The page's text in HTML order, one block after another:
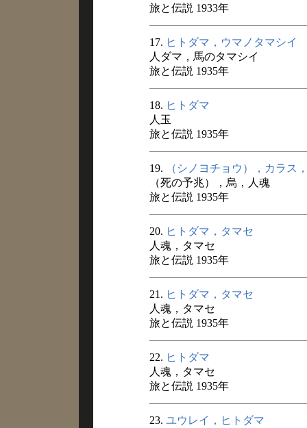
旅と伝説 1933年
17. ヒトダマ，ウマノタマシイ
人ダマ，馬のタマシイ
旅と伝説 1935年
18. ヒトダマ
人玉
旅と伝説 1935年
19.
（シノヨチョウ），カラス
（死の予兆），烏，人魂
旅と伝説 1935年
20. ヒトダマ，タマセ
人魂，タマセ
旅と伝説 1935年
21. ヒトダマ，タマセ
人魂，タマセ
旅と伝説 1935年
22. ヒトダマ
人魂，タマセ
旅と伝説 1935年
23. ユウレイ，ヒトダマ